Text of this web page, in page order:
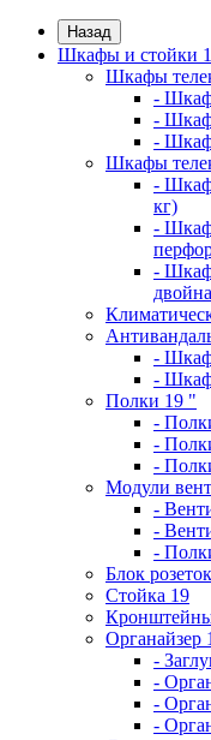
Назад
Шкафы и стойки
Шкафы
-
-
-
Шкафы
-
кг)
- Шкаф
- Шкаф
-
-
Полки 19 "
-
-
-
Модули
-
-
-
Блок
Стойка 19
Органайзер
-
-
-
-